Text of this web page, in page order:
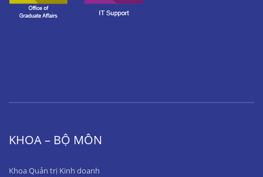
KHOA – BỘ MÔN
Khoa Quản trị Kinh doanh